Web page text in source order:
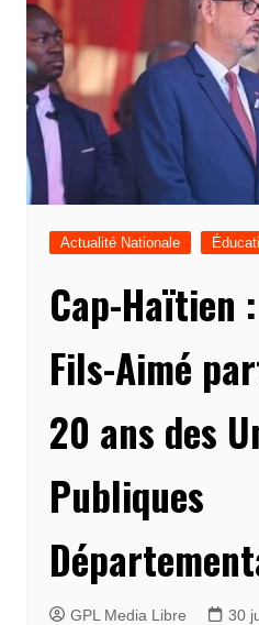
Actualité Nationale
Cap-Haïtien
Fils-Aimé
20 ans des
Publiques
GPL Media Libre 30